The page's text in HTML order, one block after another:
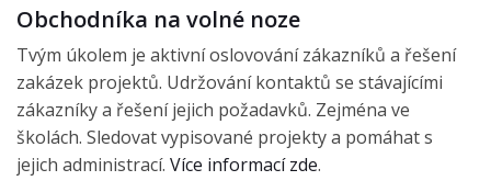
Obchodníka na volné noze
Tvým úkolem je aktivní oslovování zákazníků a řešení
zakázek projektů. Udržování kontaktů se stávajícími
zákazníky a řešení jejich požadavků. Zejména ve
školách. Sledovat vypisované projekty a pomáhat s
jejich administrací. Více informací zde.